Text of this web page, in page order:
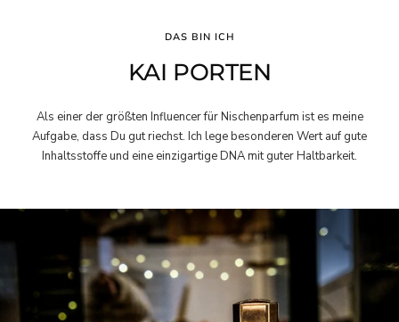
DAS BIN ICH
KAI PORTEN
Als einer der größten Influencer für Nischenparfum ist es meine
Aufgabe, dass Du gut riechst. Ich lege besonderen Wert auf gute
Inhaltsstoffe und eine einzigartige DNA mit guter Haltbarkeit.